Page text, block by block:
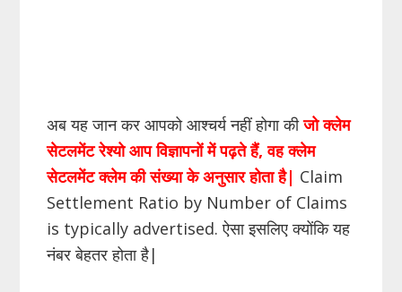
अब यह जान कर आपको आश्चर्य नहीं होगा कीजो क्लेम
सेटलमेंट रेश्यो आप विज्ञापनों में पढ़ते हैं, वह क्लेम
सेटलमेंट क्लेम की संख्या के अनुसार होता है| Claim
Settlement Ratio by Number of Claims
is typically advertised. ऐसा इसलिए क्योंकि यह
नंबर बेहतर होता है|